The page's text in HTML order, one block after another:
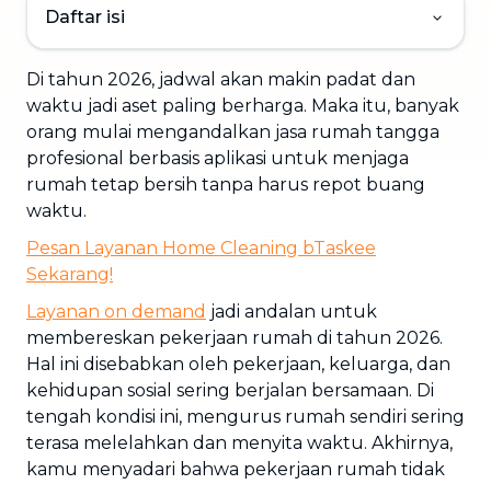
Daftar isi
Di tahun 2026, jadwal akan makin padat dan
waktu jadi aset paling berharga. Maka itu, banyak
orang mulai mengandalkan jasa rumah tangga
profesional berbasis aplikasi untuk menjaga
rumah tetap bersih tanpa harus repot buang
waktu.
Pesan Layanan Home Cleaning bTaskee
Sekarang!
Layanan on demand jadi andalan untuk
membereskan pekerjaan rumah di tahun 2026.
Hal ini disebabkan oleh pekerjaan, keluarga, dan
kehidupan sosial sering berjalan bersamaan. Di
tengah kondisi ini, mengurus rumah sendiri sering
terasa melelahkan dan menyita waktu. Akhirnya,
kamu menyadari bahwa pekerjaan rumah tidak